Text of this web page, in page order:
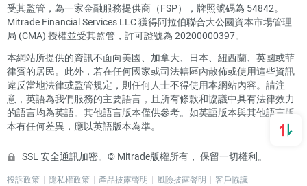
受其監管，為一家金融服務提供商（FSP），牌照號碼為 54842。
Mitrade Financial Services LLC 獲得阿拉伯聯合大公國資本市場管理
局 (CMA) 授權並受其監管，許可證號為 20200000397。
本網站所提供的資訊不面向美國、加拿大、日本、紐西蘭、英國或菲
律賓的居民。此外，若在任何國家或司法轄區內散佈或使用這些資訊
違反當地法律或監管規定，則任何人士不得使用本網站內容。請注
意，英語為我們服務的主要語言，且所有條款和協議中具有法律效力
的語言均為英語。其他語言版本僅供參考。如英語版本與其他語言版
本有任何差異，應以英語版本為準。
SSL 安全通訊加密。© Mitrade版權所有， 保留一切權利。
投訴政策 隱私權政策 產品披露聲明 風險披露聲明 客戶協議